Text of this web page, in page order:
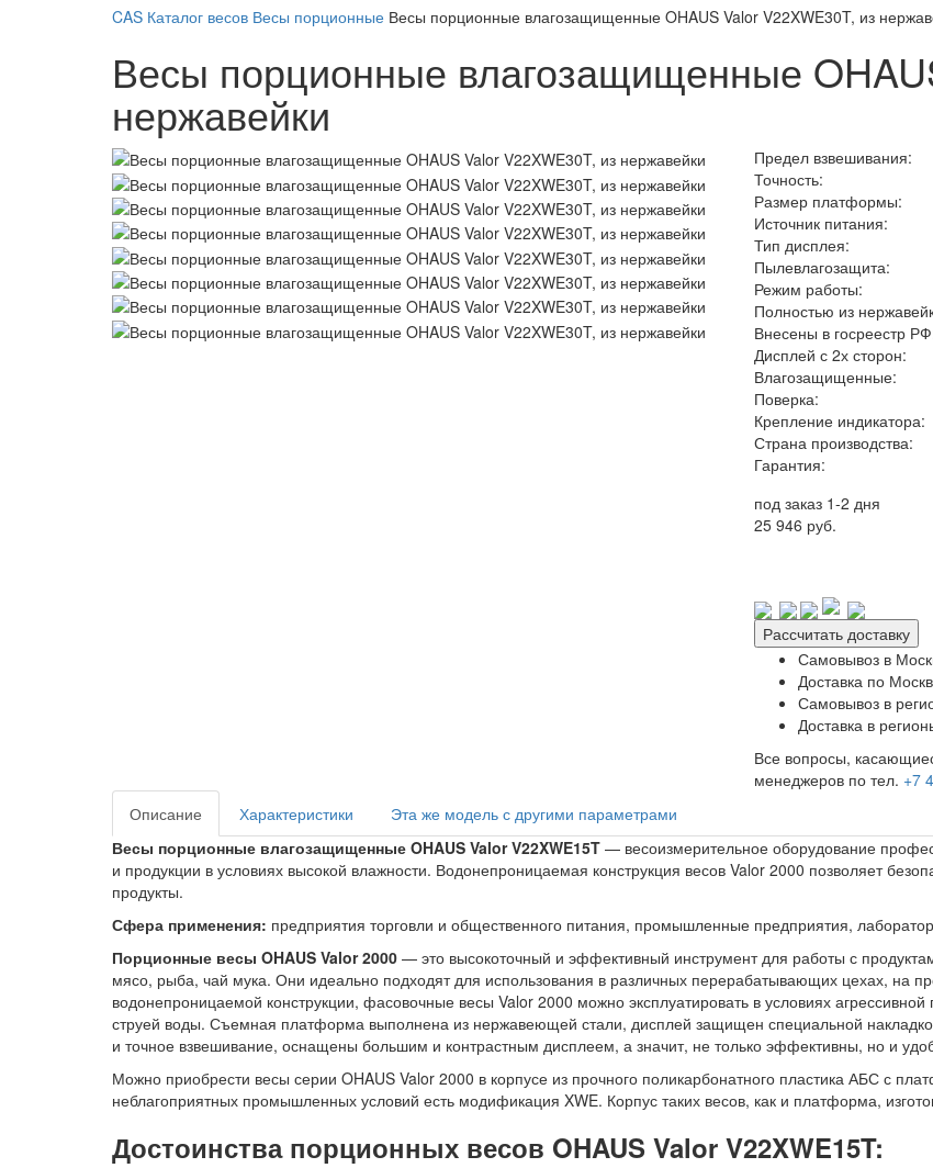
CAS Каталог весов Весы порционные Весы порционные влагозащищенные OHAUS Valor V22XWE30T, из
Весы порционные влагозащищенные
нержавейки
Предел взвешивания:
Точность:
Размер платформы:
Источник питания:
Тип дисплея:
Пылевлагозащита:
Режим работы:
Полностью из
Внесены в госреестр
Дисплей с 2х сторон:
Влагозащищенные:
Поверка:
Крепление индикатора:
Страна производства:
Гарантия:
под заказ 1-2 дня
25 946 руб.
Рассчитать доставку
Самовывоз в
Доставка по
Самовывоз в
Доставка в
Все вопросы,
менеджеров по тел. +7
Описание
Характеристики
Эта же модель с другими параметрами
Весы порционные влагозащищенные OHAUS Valor V22XWE15T — весоизмерительное оборудование
и продукции в условиях высокой влажности. Водонепроницаемая конструкция весов Valor 2000 позволяет
продукты.
Сфера применения: предприятия торговли и общественного питания, промышленные предприятия,
Порционные весы OHAUS Valor 2000 — это высокоточный и эффективный инструмент для работы с
мясо, рыба, чай мука. Они идеально подходят для использования в различных перерабатывающих цехах, на
водонепроницаемой конструкции, фасовочные весы Valor 2000 можно эксплуатировать в условиях
струей воды. Съемная платформа выполнена из нержавеющей стали, дисплей защищен специальной
и точное взвешивание, оснащены большим и контрастным дисплеем, а значит, не только эффективны, но и
Можно приобрести весы серии OHAUS Valor 2000 в корпусе из прочного поликарбонатного пластика АБС с
неблагоприятных промышленных условий есть модификация XWE. Корпус таких весов, как и платформа,
Достоинства порционных весов OHAUS Valor V22XWE15T: